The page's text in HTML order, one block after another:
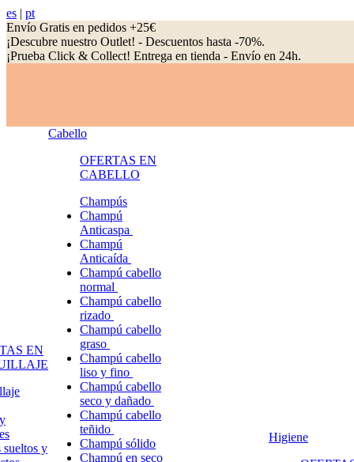
es | pt
Envío Gratis en pedidos +25€
¡Descubre nuestro Outlet! - Descuentos hasta -70%.
¡Prueba Click & Collect! Entrega en tienda - Envío en 24h.
EN
sueltos y
Cabello
OFERTAS EN
CABELLO
Champús
Champú
Anticaspa
Champú
Anticaída
Champú cabello
normal
Champú cabello
rizado
Champú cabello
graso
Champú cabello
liso y fino
Champú cabello
seco y dañado
Champú cabello
teñido
Champú sólido
Champú en seco
Higiene